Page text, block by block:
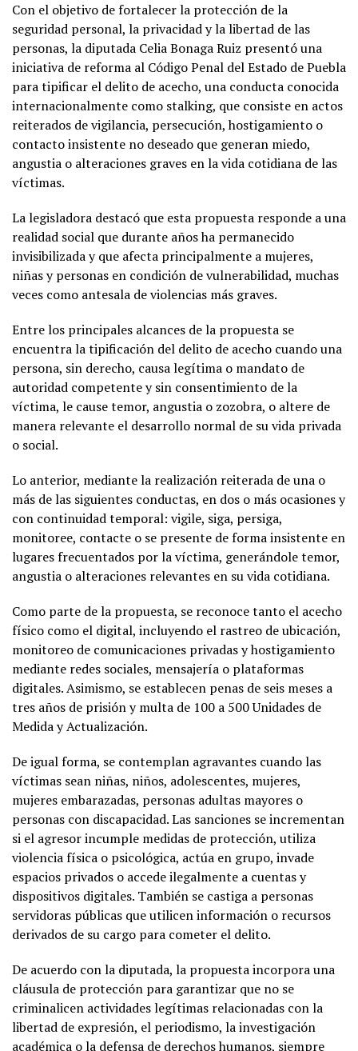
Con el objetivo de fortalecer la protección de la
seguridad personal, la privacidad y la libertad de las
personas, la diputada Celia Bonaga Ruiz presentó una
iniciativa de reforma al Código Penal del Estado de Puebla
para tipificar el delito de acecho, una conducta conocida
internacionalmente como stalking, que consiste en actos
reiterados de vigilancia, persecución, hostigamiento o
contacto insistente no deseado que generan miedo,
angustia o alteraciones graves en la vida cotidiana de las
víctimas.
La legisladora destacó que esta propuesta responde a una
realidad social que durante años ha permanecido
invisibilizada y que afecta principalmente a mujeres,
niñas y personas en condición de vulnerabilidad, muchas
veces como antesala de violencias más graves.
Entre los principales alcances de la propuesta se
encuentra la tipificación del delito de acecho cuando una
persona, sin derecho, causa legítima o mandato de
autoridad competente y sin consentimiento de la
víctima, le cause temor, angustia o zozobra, o altere de
manera relevante el desarrollo normal de su vida privada
o social.
Lo anterior, mediante la realización reiterada de una o
más de las siguientes conductas, en dos o más ocasiones y
con continuidad temporal: vigile, siga, persiga,
monitoree, contacte o se presente de forma insistente en
lugares frecuentados por la víctima, generándole temor,
angustia o alteraciones relevantes en su vida cotidiana.
Como parte de la propuesta, se reconoce tanto el acecho
físico como el digital, incluyendo el rastreo de ubicación,
monitoreo de comunicaciones privadas y hostigamiento
mediante redes sociales, mensajería o plataformas
digitales. Asimismo, se establecen penas de seis meses a
tres años de prisión y multa de 100 a 500 Unidades de
Medida y Actualización.
De igual forma, se contemplan agravantes cuando las
víctimas sean niñas, niños, adolescentes, mujeres,
mujeres embarazadas, personas adultas mayores o
personas con discapacidad. Las sanciones se incrementan
si el agresor incumple medidas de protección, utiliza
violencia física o psicológica, actúa en grupo, invade
espacios privados o accede ilegalmente a cuentas y
dispositivos digitales. También se castiga a personas
servidoras públicas que utilicen información o recursos
derivados de su cargo para cometer el delito.
De acuerdo con la diputada, la propuesta incorpora una
cláusula de protección para garantizar que no se
criminalicen actividades legítimas relacionadas con la
libertad de expresión, el periodismo, la investigación
académica o la defensa de derechos humanos, siempre